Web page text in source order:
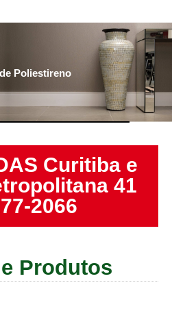
Poliestireno
Curitiba e
41
2066
Produtos